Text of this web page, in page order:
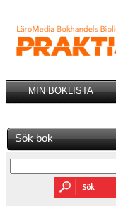
MIN BOKLISTA
Sök bok